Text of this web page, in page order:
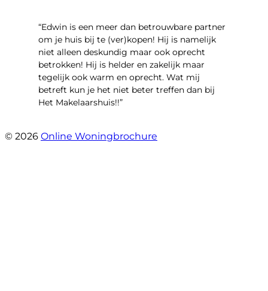
“Edwin is een meer dan betrouwbare partner
om je huis bij te (ver)kopen! Hij is namelijk
niet alleen deskundig maar ook oprecht
betrokken! Hij is helder en zakelijk maar
tegelijk ook warm en oprecht. Wat mij
betreft kun je het niet beter treffen dan bij
Het Makelaarshuis!!”
© 2026 Online Woningbrochure